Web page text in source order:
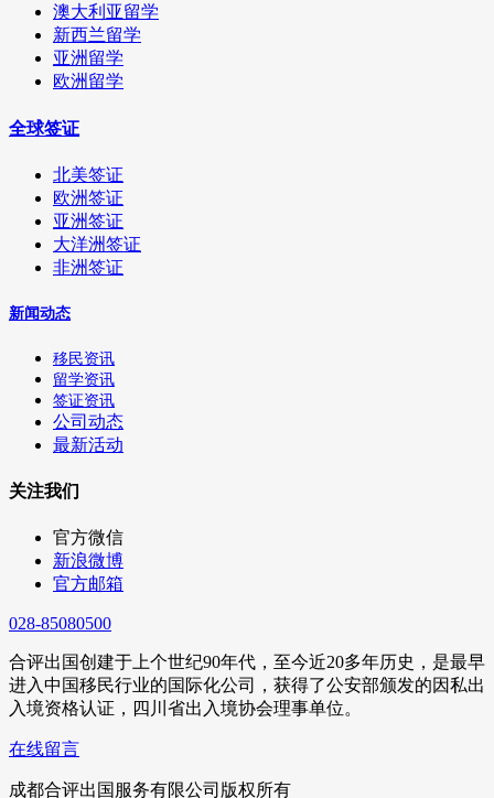
澳大利亚留学
新西兰留学
亚洲留学
欧洲留学
全球签证
北美签证
欧洲签证
亚洲签证
大洋洲签证
非洲签证
新闻动态
移民资讯
留学资讯
签证资讯
公司动态
最新活动
关注我们
官方微信
新浪微博
官方邮箱
028-85080500
合评出国创建于上个世纪90年代，至今近20多年历史，是最早
进入中国移民行业的国际化公司，获得了公安部颁发的因私出
入境资格认证，四川省出入境协会理事单位。
在线留言
成都合评出国服务有限公司版权所有